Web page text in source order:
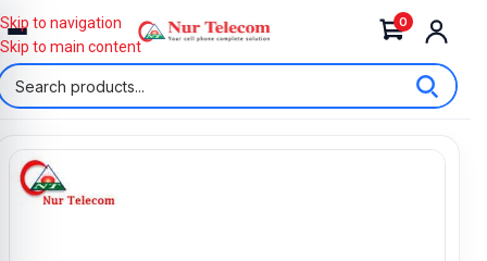
0
Skip to navigation
Skip to main content